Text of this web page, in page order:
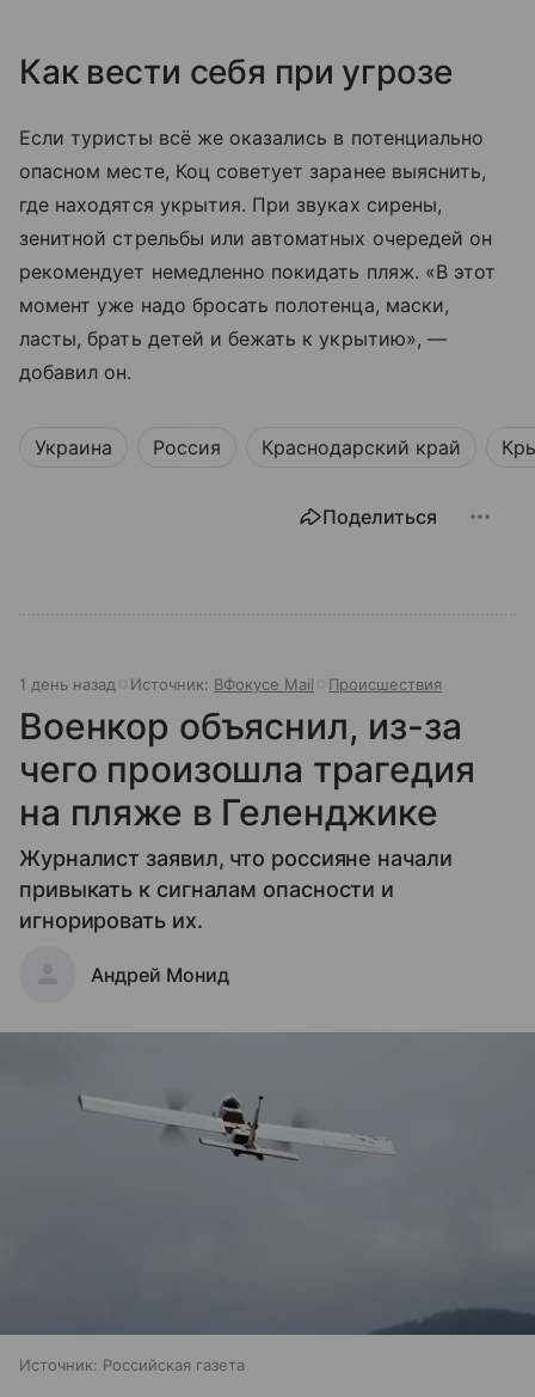
Как вести себя при угрозе
Если туристы всё же оказались в потенциально
опасном месте, Коц советует заранее выяснить,
где находятся укрытия. При звуках сирены,
зенитной стрельбы или автоматных очередей он
рекомендует немедленно покидать пляж. «В этот
момент уже надо бросать полотенца, маски,
ласты, брать детей и бежать к укрытию», —
добавил он.
Украина Россия Краснодарский край
Поделиться
1 день назад Источник: ВФокусе Mail Происшествия
Военкор объяснил, из-за
чего произошла трагедия
на пляже в Геленджике
Журналист заявил, что россияне начали
привыкать к сигналам опасности и
игнорировать их.
Андрей Монид
Источник: Российская газета